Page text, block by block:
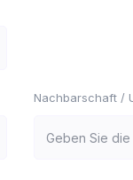
Nachbarschaft /